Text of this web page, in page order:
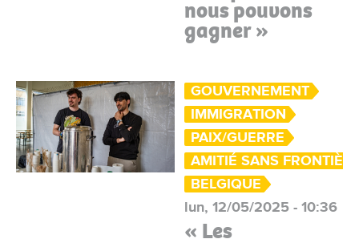
nous pouvons
gagner »
GOUVERNEMENT
IMMIGRATION
PAIX/GUERRE
AMITIÉ SANS
BELGIQUE
lun, 12/05/2025 - 10:36
« Les